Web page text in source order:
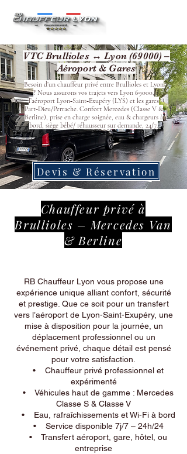
VTC Brullioles ↔ Lyon (69000) –
Aéroport & Gares
Besoin d’un chauffeur privé entre Brullioles et Lyon
? Nous assurons vos trajets vers Lyon 69000,
l’aéroport Lyon‑Saint‑Exupéry (LYS) et les gares
Part‑Dieu/Perrache. Confort Mercedes (Classe V &
Berline), prise en charge soignée, eau & chargeurs à
bord, siège bébé/ réhausseur sur demande, 24/7.
Devis & Réservation
Chauffeur privé à
Brullioles – Mercedes Van
& Berline
RB Chauffeur Lyon vous propose une
expérience unique alliant confort, sécurité
et prestige. Que ce soit pour un transfert
vers l’aéroport de Lyon-Saint-Exupéry, une
mise à disposition pour la journée, un
déplacement professionnel ou un
événement privé, chaque détail est pensé
pour votre satisfaction.
• Chauffeur privé professionnel et
expérimenté
• Véhicules haut de gamme : Mercedes
Classe S & Classe V
• Eau, rafraîchissements et Wi-Fi à bord
• Service disponible 7j/7 – 24h/24
• Transfert aéroport, gare, hôtel, ou
entreprise